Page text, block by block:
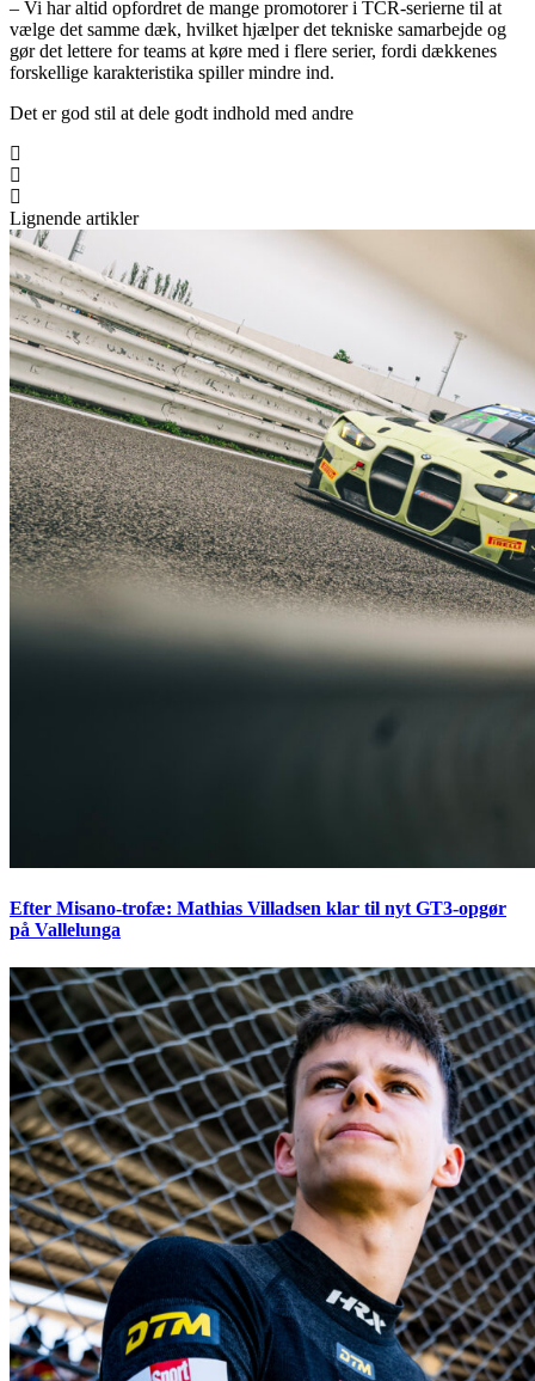
– Vi har altid opfordret de mange promotorer i TCR-serierne til at
vælge det samme dæk, hvilket hjælper det tekniske samarbejde og
gør det lettere for teams at køre med i flere serier, fordi dækkenes
forskellige karakteristika spiller mindre ind.
Det er god stil at dele godt indhold med andre
Lignende artikler
Efter Misano-trofæ: Mathias Villadsen klar til nyt GT3-opgør
på Vallelunga